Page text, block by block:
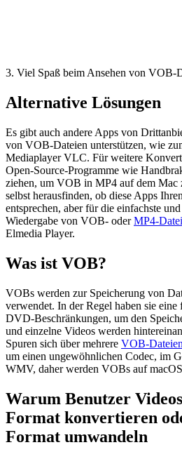
3. Viel Spaß beim Ansehen von VOB-
Alternative Lösungen
Es gibt auch andere Apps von
von VOB-Dateien unterstützen, wie
Mediaplayer VLC. Für weitere
Open-Source-Programme wie
ziehen, um VOB in MP4 auf dem Mac
selbst herausfinden, ob diese Apps
entsprechen, aber für die einfachste
Wiedergabe von VOB- oderMP4-
Elmedia Player.
Was ist VOB?
VOBs werden zur Speicherung von
verwendet. In der Regel haben sie
DVD-Beschränkungen, um den
und einzelne Videos werden
Spuren sich über mehrere VOB-Dateien
um einen ungewöhnlichen Codec, im
WMV, daher werden VOBs auf
Warum Benutzer
Format konvertieren
Format umwandeln